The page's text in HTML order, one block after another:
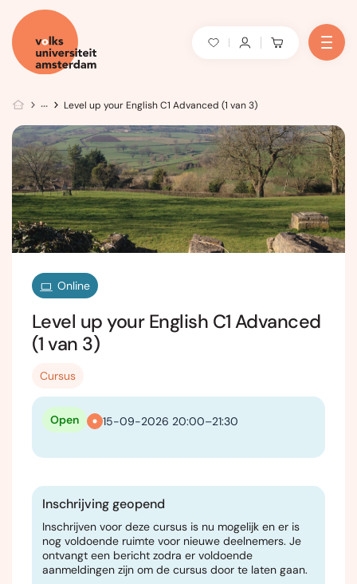
Level up your English C1 Advanced (1 van 3)
Online
Level up your English C1 Advanced
(1 van 3)
Cursus
15-09-2026 20:00–21:30
Open
Inschrijving geopend
Inschrijven voor deze cursus is nu mogelijk en er is
nog voldoende ruimte voor nieuwe deelnemers. Je
ontvangt een bericht zodra er voldoende
aanmeldingen zijn om de cursus door te laten gaan.